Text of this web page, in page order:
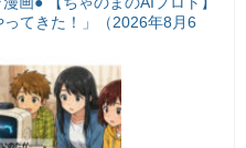
てきた！」（2026年8月6